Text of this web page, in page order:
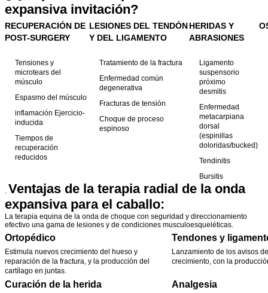
expansiva invitación?
RECUPERACIÓN DE
POST-SURGERY
LESIONES DEL TENDÓN
Y DEL LIGAMENTO
HERIDAS Y
ABRASIONES
Tensiones y
microtears del
músculo
Espasmo del músculo
inflamación Ejercicio-
inducida
Tiempos de
recuperación
reducidos
Tratamiento de la fractura
Enfermedad común
degenerativa
Fracturas de tensión
Choque de proceso
espinoso
Ligamento
suspensorio
próximo
desmitis
Enfermedad
metacarpiana
dorsal
(espinillas
doloridas/bucked)
Tendinitis
Bursitis
. Ventajas de la terapia radial de la onda
expansiva para el caballo:
La terapia equina de la onda de choque con seguridad y direccionamiento
efectivo una gama de lesiones y de condiciones musculoesqueléticas.
Ortopédico Tendones y
Estimula nuevos crecimiento del hueso y
reparación de la fractura, y la producción del
cartílago en juntas.
Lanzamiento de los avisos
crecimiento, con la
Curación de la herida Analgesia